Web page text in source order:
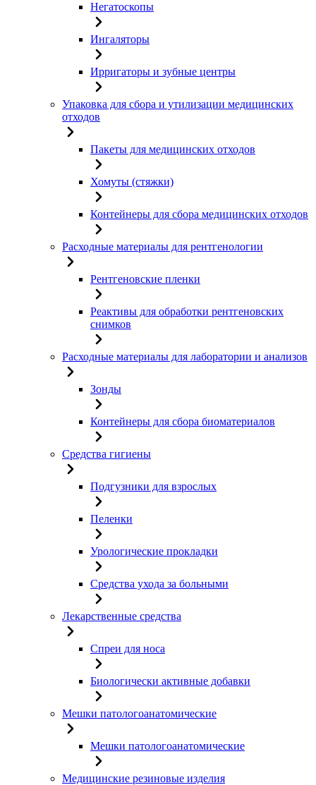
Негатоскопы
Ингаляторы
Ирригаторы и зубные центры
Упаковка для сбора и утилизации медицинских
отходов
Пакеты для медицинских отходов
Хомуты (стяжки)
Контейнеры для сбора медицинских отходов
Расходные материалы для рентгенологии
Рентгеновские пленки
Реактивы для обработки рентгеновских
снимков
Расходные материалы для лаборатории и анализов
Зонды
Контейнеры для сбора биоматериалов
Средства гигиены
Подгузники для взрослых
Пеленки
Урологические прокладки
Средства ухода за больными
Лекарственные средства
Спреи для носа
Биологически активные добавки
Мешки патологоанатомические
Мешки патологоанатомические
Медицинские резиновые изделия